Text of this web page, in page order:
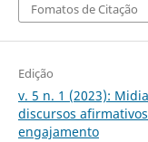
Fomatos de Citação
Edição
v. 5 n. 1 (2023):
discursos
engajamento